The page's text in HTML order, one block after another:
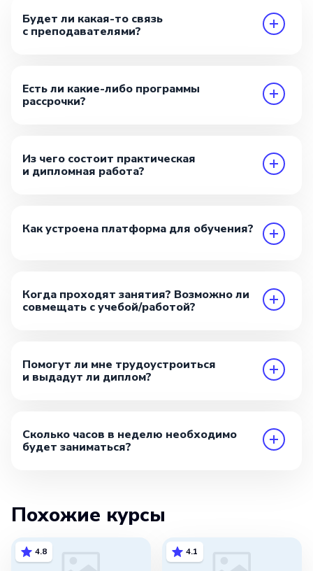
Будет ли какая-то связь
с преподавателями?
Есть ли какие-либо программы
рассрочки?
Из чего состоит практическая
и дипломная работа?
Как устроена платформа для обучения?
Когда проходят занятия? Возможно ли
совмещать с учебой/работой?
Помогут ли мне трудоустроиться
и выдадут ли диплом?
Сколько часов в неделю необходимо
будет заниматься?
Похожие курсы
4.8 4.1